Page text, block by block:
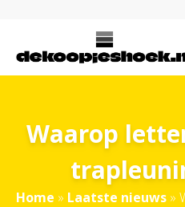
Waarop
Home » Laatste nieuws »